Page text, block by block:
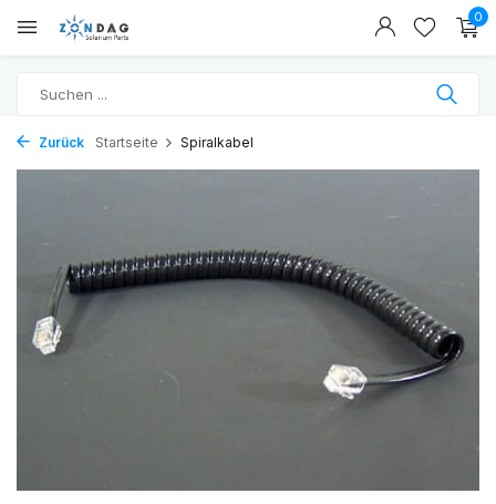
0
Zurück Startseite Spiralkabel